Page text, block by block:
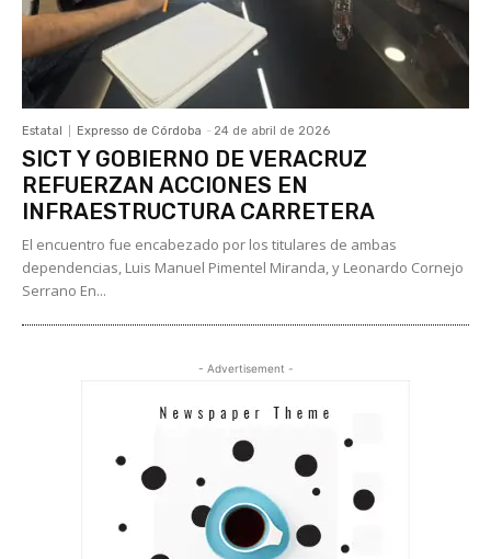
Estatal Expresso de Córdoba - 24 de abril de 2026
SICT Y GOBIERNO DE VERACRUZ
REFUERZAN ACCIONES EN
INFRAESTRUCTURA CARRETERA
El encuentro fue encabezado por los titulares de ambas
dependencias, Luis Manuel Pimentel Miranda, y Leonardo Cornejo
Serrano En...
- Advertisement -